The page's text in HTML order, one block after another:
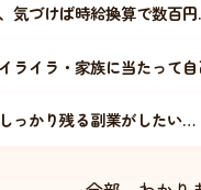
気づけば時給換算で数百
ライラ・家族に当たって
っかり残る副業がしたい…